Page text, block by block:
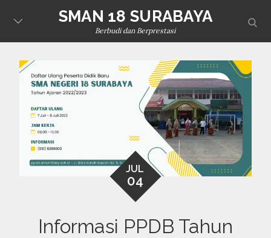
SMAN 18 SURABAYA
Berbudi dan Berprestasi
JUL
04
Informasi PPDB Tahun